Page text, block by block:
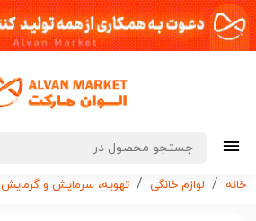
خانه لوازم خانگی تهویه، سرمایش و گرمایش